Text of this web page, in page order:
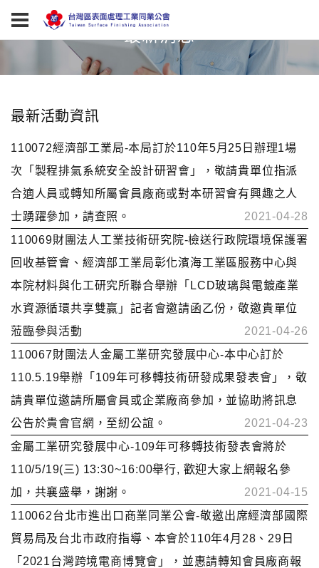
最新消息
最新活動資訊
110072經濟部工業局-本局訂於110年5月25日辦理1場
次「製程排氣系統安全設計研習會」，敬請貴單位指派
合適人員或轉知所屬會員廠商或對本研習會有興趣之人
士踴躍參加，請查照。
2021-04-28
110069財團法人工業技術研究院-檢送行政院環境保護署
回收基管會、經濟部工業局彰化濱海工業區服務中心與
本院材料與化工研究所聯合舉辦「LCD玻璃與電鍍產業
水資源循環共享雙贏」記者會邀請函乙份，敬邀貴單位
蒞臨參與活動
2021-04-26
110067財團法人金屬工業研究發展中心-本中心訂於
110.5.19舉辦「109年可移轉技術研發成果發表會」，敬
請貴單位邀請所屬會員或企業廠商參加，並協助將訊息
公告於貴會官網，至紉公誼。
2021-04-23
金屬工業研究發展中心-109年可移轉技術發表會將於
110/5/19(三) 13:30~16:00舉行, 歡迎大家上網報名參
加，共襄盛舉，謝謝。
2021-04-15
110062台北市進出口商業同業公會-敬邀出席經濟部國際
貿易局及台北市政府指導、本會於110年4月28、29日
「2021台灣跨境電商博覽會」，並惠請轉知會員廠商報